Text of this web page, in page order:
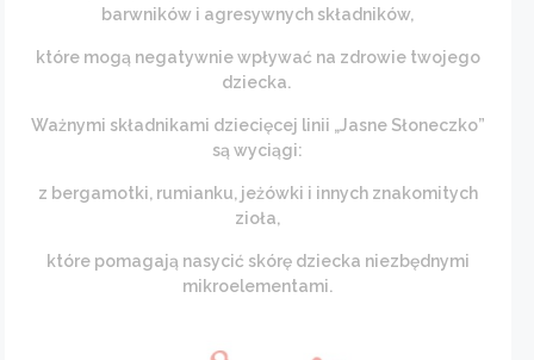
barwników i agresywnych składników,
które mogą negatywnie wpływać na zdrowie twojego
dziecka.
Ważnymi składnikami dziecięcej linii „Jasne Słoneczko”
są wyciągi:
z bergamotki, rumianku, jeżówki i innych znakomitych
zioła,
które pomagają nasycić skórę dziecka niezbędnymi
mikroelementami.